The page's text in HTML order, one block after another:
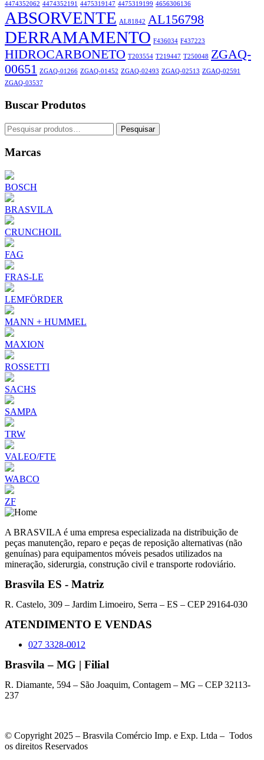
4474352062 4474352191 4475319147 4475319199 4656306136
ABSORVENTE AL81842 AL156798
DERRAMAMENTO F436034 F437223
HIDROCARBONETO T203554 T219447 T250048 ZGAQ-
00651 ZGAQ-01266 ZGAQ-01452 ZGAQ-02493 ZGAQ-02513 ZGAQ-02591
ZGAQ-03537
Buscar Produtos
Pesquisar
por:
Pesquisar
Marcas
BOSCH
BRASVILA
CRUNCHOIL
FAG
FRAS-LE
LEMFÖRDER
MANN + HUMMEL
MAXION
ROSSETTI
SACHS
SAMPA
TRW
VALEO/FTE
WABCO
ZF
A BRASVILA é uma empresa especializada na distribuição de
peças manutenção, reparo e peças de reposição alternativas (não
genuínas) para equipamentos móveis pesados utilizados na
mineração, siderurgia, construção civil e transporte rodoviário.
Brasvila ES - Matriz
R. Castelo, 309 – Jardim Limoeiro, Serra – ES – CEP 29164-030
ATENDIMENTO E VENDAS
027 3328-0012
Brasvila – MG | Filial
R. Diamante, 594 – São Joaquim, Contagem – MG – CEP 32113-
237
© Copyright 2025 – Brasvila Comércio Imp. e Exp. Ltda – Todos
os direitos Reservados